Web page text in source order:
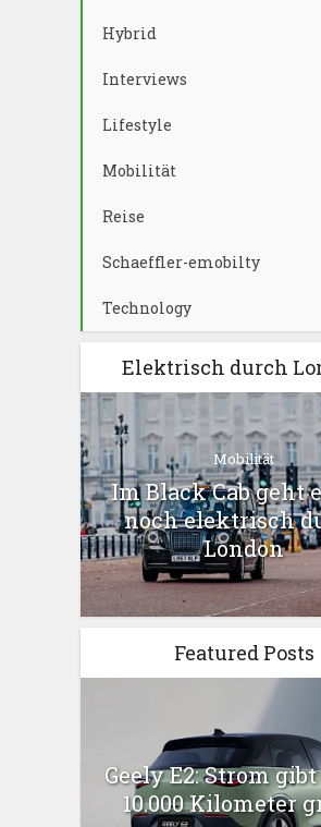
Hybrid
Interviews
Lifestyle
Mobilität
Reise
Schaeffler-emobilty
Technology
Elektrisch durch
Mobilität
Im Black Cab geht
noch elektrisch
London
Featured Posts
Geely E2: Strom
10.000 Kilometer